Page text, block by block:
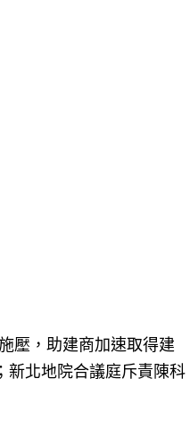
壓，助建商加速取得建
新北地院合議庭斥責陳科